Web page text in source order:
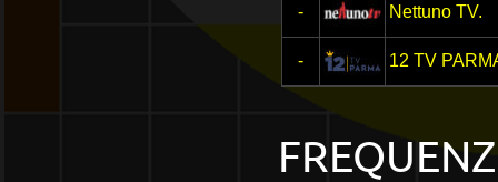
- Nettuno TV.
- 12 TV